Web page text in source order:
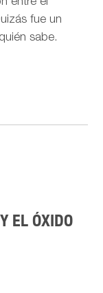
fue un
sabe.
EL ÓXIDO